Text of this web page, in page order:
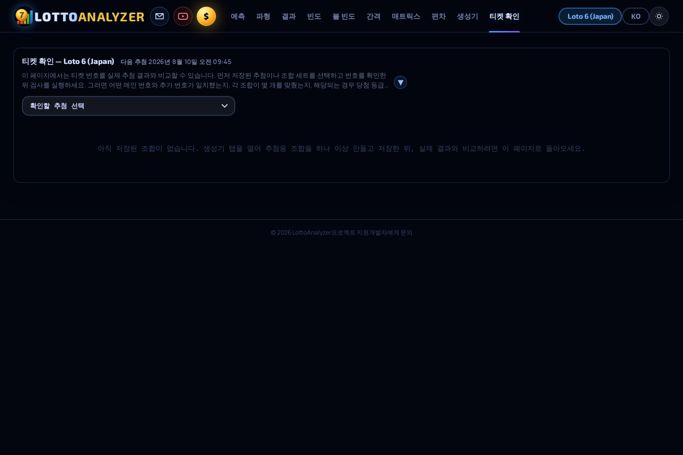
LOTTOANALYZER $ 예측 파형 결과 빈도 볼 빈도 간격 매트릭스 편차 생성기 티켓 확인 Loto 6 (Japan) KO
티켓 확인 — Loto 6 (Japan) 다음 추첨 2026년 8월 10일 오전 09:45
이 페이지에서는 티켓 번호를 실제 추첨 결과와 비교할 수 있습니다. 먼저 저장된 추첨이나 조합 세트를 선택하고 번호를 확인한
뒤 검사를 실행하세요. 그러면 어떤 메인 번호와 추가 번호가 일치했는지, 각 조합이 몇 개를 맞췄는지, 해당되는 경우 당첨 등급은
무엇인지, 그리고 검사한 각 추첨의 요약을 볼 수 있습니다.
확인할 추첨 선택
아직 저장된 조합이 없습니다. 생성기 탭을 열어 추첨용 조합을 하나 이상 만들고 저장한 뒤, 실제 결과와 비교하려면 이 페이지로 돌아오세요.
© 2026 LottoAnalyzer프로젝트 지원개발자에게 문의